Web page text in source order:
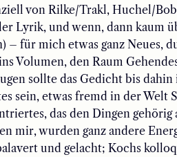
von Rilke/Trakl, Huchel/
Lyrik, und wenn, dann kaum
– für mich etwas ganz Neues,
Volumen, den Raum
sollte das Gedicht bis
sein, etwas fremd in der Welt
das den Dingen gehörig
mir, wurden ganz andere
und gelacht; Kochs